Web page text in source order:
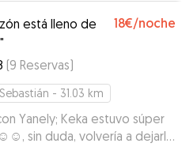
está lleno de
18€/noche
(9 Reservas)
- 31.03 km
Yanely; Keka estuvo súper
sin duda, volvería a dejarla